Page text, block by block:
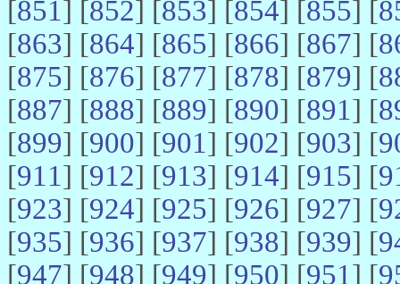
[851] [852] [853] [854] [855] [
[863] [864] [865] [866] [867] [
[875] [876] [877] [878] [879] [
[887] [888] [889] [890] [891] [
[899] [900] [901] [902] [903] [
[911] [912] [913] [914] [915] [
[923] [924] [925] [926] [927] [
[935] [936] [937] [938] [939] [
[947] [948] [949] [950] [951] [